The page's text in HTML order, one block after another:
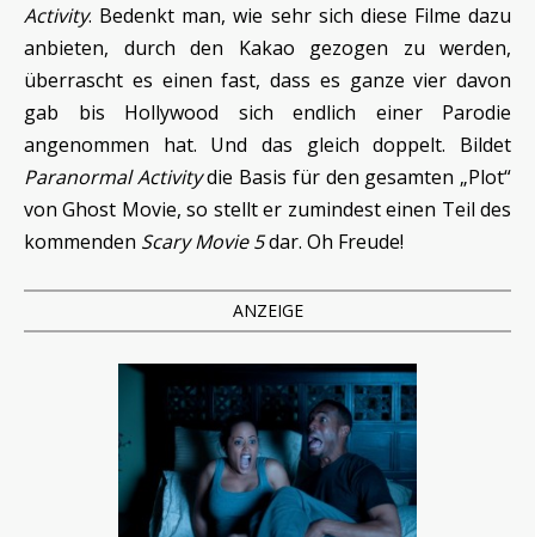
Activity. Bedenkt man, wie sehr sich diese Filme dazu
anbieten, durch den Kakao gezogen zu werden,
überrascht es einen fast, dass es ganze vier davon
gab bis Hollywood sich endlich einer Parodie
angenommen hat. Und das gleich doppelt. Bildet
Paranormal Activitydie Basis für den gesamten „Plot“
von Ghost Movie, so stellt er zumindest einen Teil des
kommenden Scary Movie 5dar. Oh Freude!
ANZEIGE